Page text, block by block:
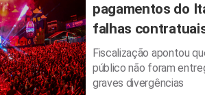
pagamentos do
falhas
Fiscalização apontou
público não foram
graves divergências